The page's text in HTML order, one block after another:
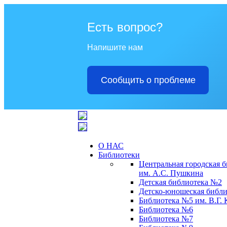
Есть вопрос?
Напишите нам
Сообщить о проблеме
О НАС
Библиотеки
Центральная городская
им. А.С. Пушкина
Детская библиотека №2
Детско-юношеская
Библиотека №5 им. В.Г.
Библиотека №6
Библиотека №7